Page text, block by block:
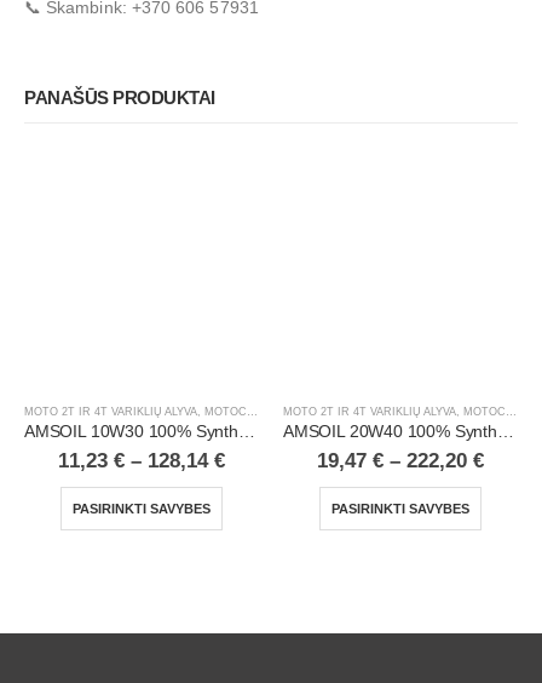
📞 Skambink: +370 606 57931
PANAŠŪS PRODUKTAI
MOTO 2T IR 4T VARIKLIŲ ALYVA, MOTOCIKLAI, ATV/UTV
AMSOIL 10W30 100% Synthetic 4T Performance Motorcycle Oil
11,23 € – 128,14 €
PASIRINKTI SAVYBES
MOTO 2T IR 4T VARIKLIŲ ALYVA, MOTOCIKLAI, ATV/UTV
AMSOIL 20W40 100% Synthetic V-Twin Motorcycle Oil
19,47 € – 222,20 €
PASIRINKTI SAVYBES